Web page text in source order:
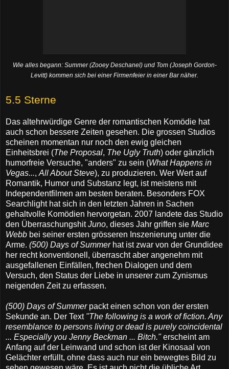
Wie alles begann: Summer (Zooey Deschanel) und Tom (Joseph Gordon-
Levitt) kommen sich bei einer Firmenfeier in einer Bar näher.
5.5 Sterne
Das altehrwürdige Genre der romantischen Komödie hat
auch schon bessere Zeiten gesehen. Die grossen Studios
scheinen momentan nur noch den ewig gleichen
Einheitsbrei (The Proposal, The Ugly Truth) oder gänzlich
humorfreie Versuche, "anders" zu sein (What Happens in
Vegas..., All About Steve), zu produzieren. Wer Wert auf
Romantik, Humor und Substanz legt, ist meistens mit
Independentfilmen am besten beraten. Besonders FOX
Searchlight hat sich in den letzten Jahren in Sachen
gehaltvolle Komödien hervorgetan. 2007 landete das Studio
den ÜberraschungshitJuno, dieses Jahr griffen sie Marc
Webb bei seiner ersten grösseren Inszenierung unter die
Arme. (500) Days of Summer hat ist zwar von der Grundidee
her recht konventionell, überrascht aber angenehm mit
ausgefallenen Einfällen, frechen Dialogen und dem
Versuch, den Status der Liebe in unserer zum Zynismus
neigenden Zeit zu erfassen.
(500) Days of Summerpackt einen schon von der ersten
Sekunde an. Der Text "The following is a work of fiction. Any
resemblance to persons living or dead is purely coincidental
... Especially you Jenny Beckman ... Bitch."erscheint am
Anfang auf der Leinwand und schon ist der Kinosaal von
Gelächter erfüllt, ohne dass auch nur ein bewegtes Bild zu